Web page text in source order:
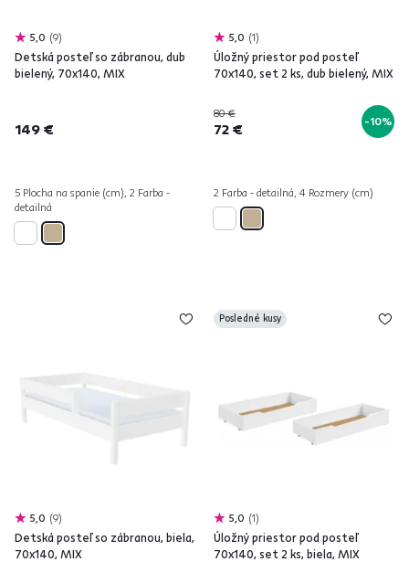
5,0 9
Detská posteľ so zábranou, dub
bielený, 70x140, MIX
149 €
5 Plocha na spanie (cm), 2 Farba -
detailná
5,0 1
Úložný priestor pod posteľ
70x140, set 2 ks, dub bielený, MIX
80 €
72 € -10%
2 Farba - detailná, 4 Rozmery (cm)
5,0 9
Detská posteľ so zábranou, biela,
70x140, MIX
Posledné kusy
5,0 1
Úložný priestor pod posteľ
70x140, set 2 ks, biela, MIX